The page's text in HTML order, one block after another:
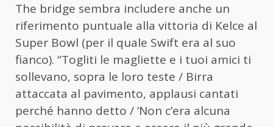
The bridge sembra includere anche un
riferimento puntuale alla vittoria di Kelce al
Super Bowl (per il quale Swift era al suo
fianco). “Togliti le magliette e i tuoi amici ti
sollevano, sopra le loro teste / Birra
attaccata al pavimento, applausi cantati
perché hanno detto / ‘Non c’era alcuna